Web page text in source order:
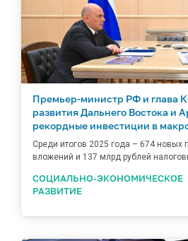
Премьер-министр РФ и глава
развития Дальнего Востока и
рекордные инвестиции в
Среди итогов 2025 года – 674 новых
вложений и 137 млрд рублей
СОЦИАЛЬНО-ЭКОНОМИЧЕСКОЕ
РАЗВИТИЕ